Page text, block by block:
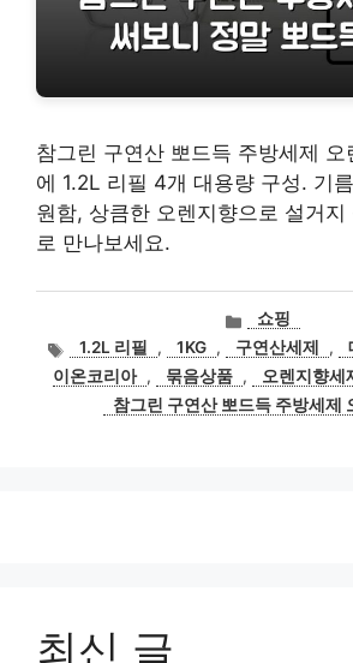
참그린 구연산 뽀드득 주방세제 오
에 1.2L 리필 4개 대용량 구성. 기
원함, 상큼한 오렌지향으로 설거
로 만나보세요.
카
테
고
리
쇼핑
태
그
1.2L 리필 , 1KG , 구연산세제 ,
이온코리아 , 묶음상품 , 오렌지향세
참그린 구연산 뽀드득 주방세제
최신 글